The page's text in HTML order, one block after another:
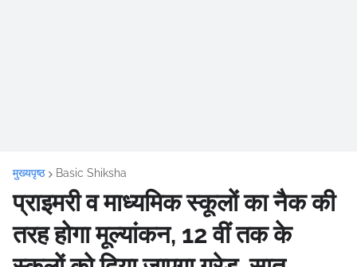
मुख्यपृष्ठ Basic Shiksha
प्राइमरी व माध्यमिक स्कूलों का नैक की
तरह होगा मूल्यांकन, 12 वीं तक के